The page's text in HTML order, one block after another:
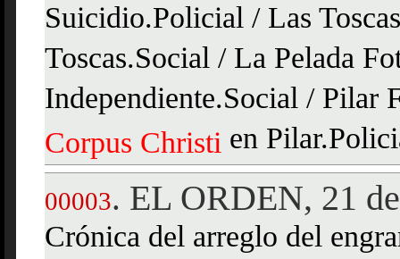
Suicidio.Policial / Las
Toscas.Social / La Pelada
Independiente.Social / Pilar
Corpus Christi en
00003. EL ORDEN, 21
Crónica del arreglo del